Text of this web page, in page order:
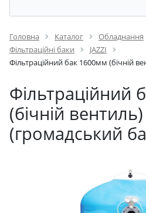
Головна Каталог Обладнання
Фільтраційні баки
JAZZI
Фільтраційний бак 1600мм (бічній
Фільтраційний
(бічній вентиль)
(громадський